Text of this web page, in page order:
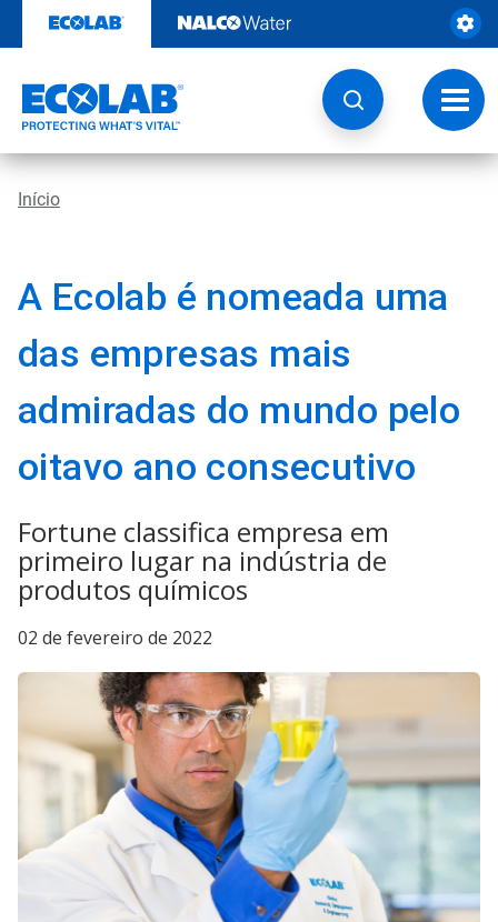
o
Início
A Ecolab é nomeada uma
das empresas mais
admiradas do mundo pelo
oitavo ano consecutivo
Fortune classifica empresa em
primeiro lugar na indústria de
produtos químicos
02 de fevereiro de 2022